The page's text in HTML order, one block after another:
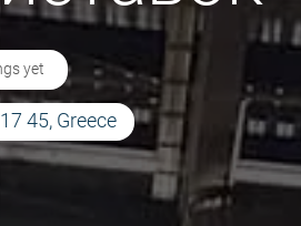
yet
45, Greece